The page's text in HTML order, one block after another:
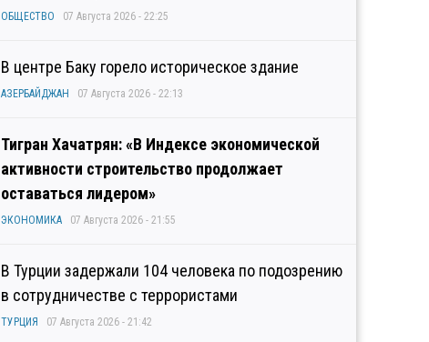
ОБЩЕСТВО 07 Августа 2026 - 22:25
В центре Баку горело историческое здание
АЗЕРБАЙДЖАН 07 Августа 2026 - 22:13
Тигран Хачатрян: «В Индексе экономической
активности строительство продолжает
оставаться лидером»
ЭКОНОМИКА 07 Августа 2026 - 21:55
В Турции задержали 104 человека по подозрению
в сотрудничестве с террористами
ТУРЦИЯ 07 Августа 2026 - 21:42